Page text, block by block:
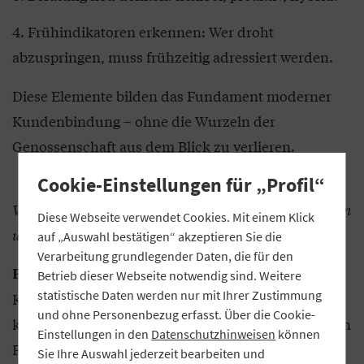
Frühindikatoren erkennen: Wer droht
abzuspringen, muss frühzeitig adressiert werden.
Diese Elemente bilden das Fundament moderner
Kundenbindung – ohne die Wurzeln der
Genossenschaft aus dem Blick zu verlieren.
Wie lässt sich die emotionale Bindung der Kundinnen
und Kunden verbessern?
Perst:Die emotionale Bindung zu Kundinnen und
Kunden verbessert sich vor allem durch
konsequente Kundenzentriertheit – weg vom reinen
Produktfokus hin zum echten „Know Your
Cookie-Einstellungen für „Profil“
Diese Webseite verwendet Cookies. Mit einem Klick
auf „Auswahl bestätigen“ akzeptieren Sie die
Verarbeitung grundlegender Daten, die für den
Betrieb dieser Webseite notwendig sind. Weitere
statistische Daten werden nur mit Ihrer Zustimmung
und ohne Personenbezug erfasst. Über die Cookie-
Einstellungen in den Datenschutzhinweisen können
Sie Ihre Auswahl jederzeit bearbeiten und